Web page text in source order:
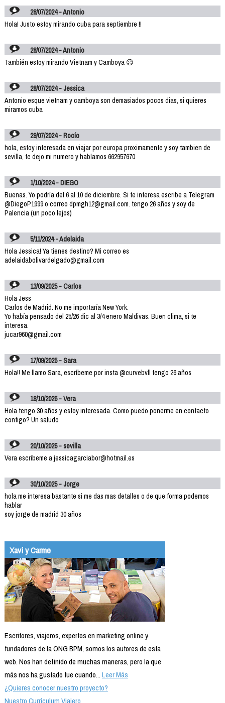
28/07/2024 - Antonio
Hola! Justo estoy mirando cuba para septiembre !!
28/07/2024 - Antonio
También estoy mirando Vietnam y Camboya 😥
28/07/2024 - Jessica
Antonio esque vietnam y camboya son demasiados pocos dias, si quieres
miramos cuba
29/07/2024 - Rocío
hola, estoy interesada en viajar por europa proximamente y soy tambien de
sevilla, te dejo mi numero y hablamos 662957670
1/10/2024 - DIEGO
Buenas. Yo podría del 6 al 10 de diciembre. Si te interesa escribe a Telegram
@DiegoP1999 o correo dpmgh12@gmail.com. tengo 26 años y soy de
Palencia (un poco lejos)
5/11/2024 - Adelaida
Hola Jessica! Ya tienes destino? Mi correo es
adelaidabolivardelgado@gmail.com
13/09/2025 - Carlos
Hola Jess
Carlos de Madrid. No me importaría New York.
Yo había pensado del 25/26 dic al 3/4 enero Maldivas. Buen clima, si te
interesa.
jucar960@gmail.com
17/09/2025 - Sara
Hola!! Me llamo Sara, escríbeme por insta @curvebvll tengo 26 años
18/10/2025 - Vera
Hola tengo 30 años y estoy interesada. Como puedo ponerme en contacto
contigo? Un saludo
20/10/2025 - sevilla
Vera escribeme a jessicagarciabor@hotmail.es
30/10/2025 - Jorge
hola me interesa bastante si me das mas detalles o de que forma podemos
hablar
soy jorge de madrid 30 años
Xavi y Carme
Escritores, viajeros, expertos en marketing online y
fundadores de la ONG BPM, somos los autores de esta
web. Nos han definido de muchas maneras, pero la que
más nos ha gustado fue cuando...Leer Más
¿Quieres conocer nuestro proyecto?
Nuestro Currículum Viajero